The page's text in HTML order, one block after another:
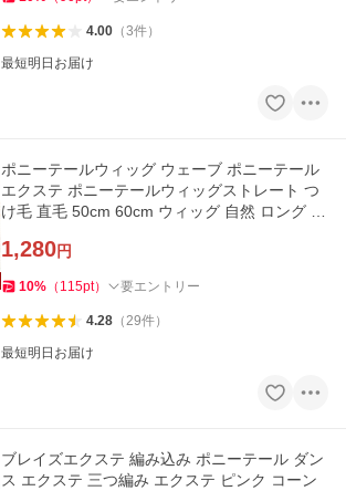
4.00（3件）
最短明日お届け
ポニーテールウィッグ ウェーブ ポニーテール
エクステ ポニーテールウィッグストレート つ
け毛 直毛 50cm 60cm ウィッグ 自然 ロング 部
1,280円
10% （ 115pt） 要エントリー
4.28（29件）
最短明日お届け
ブレイズエクステ 編み込み ポニーテール ダン
ス エクステ 三つ編み エクステ ピンク コーン